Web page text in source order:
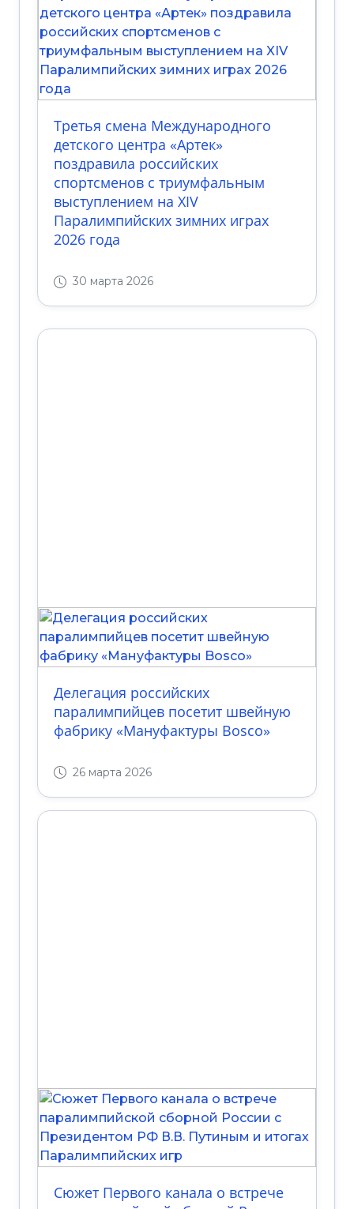
Третья смена Международного
детского центра «Артек»
поздравила российских
спортсменов с триумфальным
выступлением на XIV
Паралимпийских зимних играх
2026 года
30 марта 2026
Делегация российских
паралимпийцев посетит швейную
фабрику «Мануфактуры Bosco»
26 марта 2026
Сюжет Первого канала о встрече